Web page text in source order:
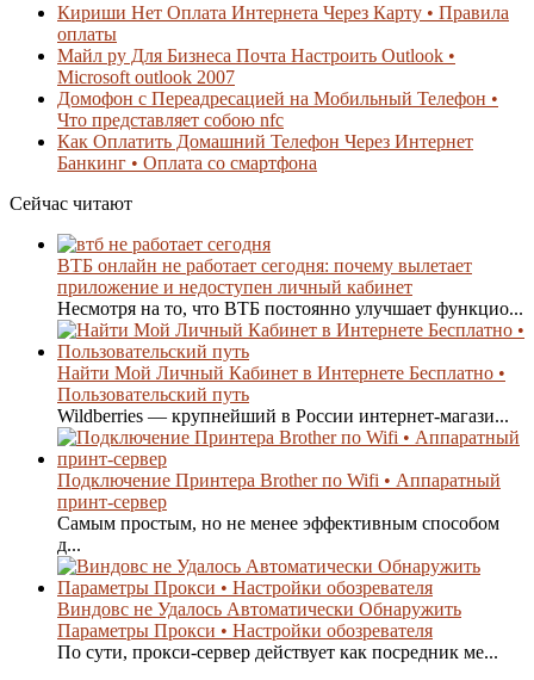
Кириши Нет Оплата Интернета Через Карту • Правила
оплаты
Майл ру Для Бизнеса Почта Настроить Outlook •
Microsoft outlook 2007
Домофон с Переадресацией на Мобильный Телефон •
Что представляет собою nfc
Как Оплатить Домашний Телефон Через Интернет
Банкинг • Оплата со смартфона
Сейчас читают
ВТБ онлайн не работает сегодня: почему вылетает
приложение и недоступен личный кабинет
Несмотря на то, что ВТБ постоянно улучшает функцио...
Найти Мой Личный Кабинет в Интернете Бесплатно •
Пользовательский путь
Wildberries — крупнейший в России интернет-магази...
Подключение Принтера Brother по Wifi • Аппаратный
принт-сервер
Самым простым, но не менее эффективным способом
д...
Виндовс не Удалось Автоматически Обнаружить
Параметры Прокси • Настройки обозревателя
По сути, прокси-сервер действует как посредник ме...